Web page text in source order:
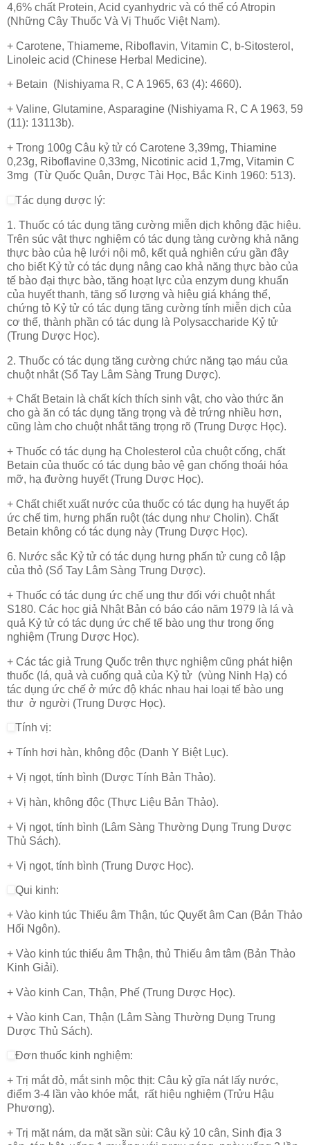
4,6% chất Protein, Acid cyanhydric và có thể có Atropin
(Những Cây Thuốc Và Vị Thuốc Việt Nam).
+ Carotene, Thiameme, Riboflavin, Vitamin C, b-Sitosterol,
Linoleic acid (Chinese Herbal Medicine).
+ Betain (Nishiyama R, C A 1965, 63 (4): 4660).
+ Valine, Glutamine, Asparagine (Nishiyama R, C A 1963, 59
(11): 13113b).
+ Trong 100g Câu kỷ tử có Carotene 3,39mg, Thiamine
0,23g, Riboflavine 0,33mg, Nicotinic acid 1,7mg, Vitamin C
3mg (Từ Quốc Quân, Dược Tài Học, Bắc Kinh 1960: 513).
Tác dụng dược lý:
1. Thuốc có tác dụng tăng cường miễn dịch không đặc hiệu.
Trên súc vật thực nghiệm có tác dụng tàng cường khả năng
thực bào của hệ lưới nội mô, kết quả nghiên cứu gần đây
cho biết Kỷ tử có tác dụng nâng cao khả năng thực bào của
tế bào đại thực bào, tăng hoạt lực của enzym dung khuẩn
của huyết thanh, tăng số lượng và hiệu giá kháng thể,
chứng tỏ Kỷ tử có tác dụng tăng cường tính miễn dịch của
cơ thể, thành phần có tác dụng là Polysaccharide Kỷ tử
(Trung Dược Học).
2. Thuốc có tác dụng tăng cường chức năng tạo máu của
chuột nhắt (Sổ Tay Lâm Sàng Trung Dược).
+ Chất Betain là chất kích thích sinh vật, cho vào thức ăn
cho gà ăn có tác dụng tăng trọng và đẻ trứng nhiều hơn,
cũng làm cho chuột nhắt tăng trọng rõ (Trung Dược Học).
+ Thuốc có tác dụng hạ Cholesterol của chuột cống, chất
Betain của thuốc có tác dụng bảo vệ gan chống thoái hóa
mỡ, hạ đường huyết (Trung Dược Học).
+ Chất chiết xuất nước của thuốc có tác dụng hạ huyết áp
ức chế tim, hưng phấn ruột (tác dụng như Cholin). Chất
Betain không có tác dụng này (Trung Dược Học).
6. Nước sắc Kỷ tử có tác dụng hưng phấn tử cung cô lập
của thỏ (Sổ Tay Lâm Sàng Trung Dược).
+ Thuốc có tác dụng ức chế ung thư đối với chuột nhắt
S180. Các học giả Nhật Bản có báo cáo năm 1979 là lá và
quả Kỷ tử có tác dụng ức chế tế bào ung thư trong ống
nghiệm (Trung Dược Học).
+ Các tác giả Trung Quốc trên thực nghiệm cũng phát hiện
thuốc (lá, quả và cuống quả của Kỷ tử (vùng Ninh Hạ) có
tác dụng ức chế ở mức độ khác nhau hai loại tế bào ung
thư ở người (Trung Dược Học).
Tính vị:
+ Tính hơi hàn, không độc (Danh Y Biệt Lục).
+ Vị ngọt, tính bình (Dược Tính Bản Thảo).
+ Vị hàn, không độc (Thực Liệu Bản Thảo).
+ Vị ngọt, tính bình (Lâm Sàng Thường Dụng Trung Dược
Thủ Sách).
+ Vị ngọt, tính bình (Trung Dược Học).
Qui kinh:
+ Vào kinh túc Thiếu âm Thận, túc Quyết âm Can (Bản Thảo
Hối Ngôn).
+ Vào kinh túc thiếu âm Thận, thủ Thiếu âm tâm (Bản Thảo
Kinh Giải).
+ Vào kinh Can, Thận, Phế (Trung Dược Học).
+ Vào kinh Can, Thận (Lâm Sàng Thường Dụng Trung
Dược Thủ Sách).
Đơn thuốc kinh nghiệm:
+ Trị mắt đỏ, mắt sinh mộc thịt: Câu kỷ gĩa nát lấy nước,
điểm 3-4 lần vào khóe mắt, rất hiệu nghiệm (Trửu Hậu
Phương).
+ Trị mặt nám, da mặt sần sùi: Câu kỷ 10 cân, Sinh địa 3